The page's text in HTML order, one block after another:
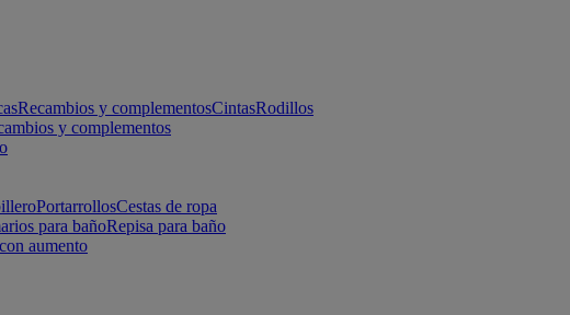
Recambios y complementosCintasRodillos
y complementos
PortarrollosCestas de ropa
para bañoRepisa para baño
aumento